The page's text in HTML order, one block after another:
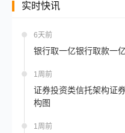
实时快讯
6天前
银行取一亿银行取款一亿
1周前
证券投资类信托架构证
构图
1周前